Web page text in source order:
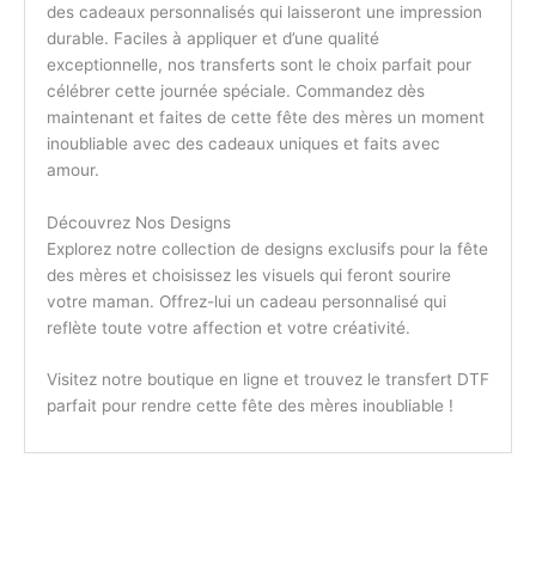
des cadeaux personnalisés qui laisseront une impression
durable. Faciles à appliquer et d’une qualité
exceptionnelle, nos transferts sont le choix parfait pour
célébrer cette journée spéciale. Commandez dès
maintenant et faites de cette fête des mères un moment
inoubliable avec des cadeaux uniques et faits avec
amour.
Découvrez Nos Designs
Explorez notre collection de designs exclusifs pour la fête
des mères et choisissez les visuels qui feront sourire
votre maman. Offrez-lui un cadeau personnalisé qui
reflète toute votre affection et votre créativité.
Visitez notre boutique en ligne et trouvez le transfert DTF
parfait pour rendre cette fête des mères inoubliable !